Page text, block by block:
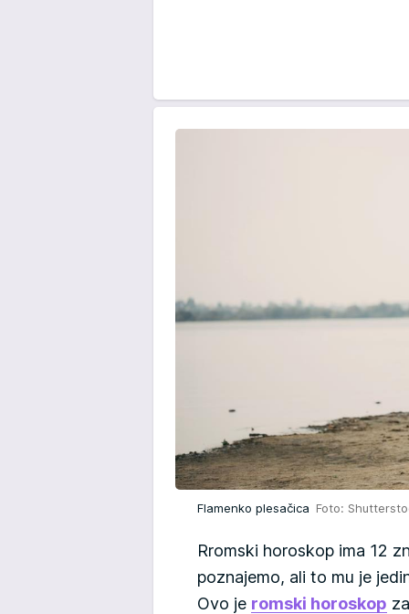
Flamenko plesačica Foto:
Rromski horoskop ima 12
poznajemo, ali to mu je
Ovo je romski horoskop